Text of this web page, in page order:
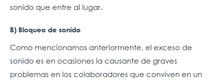
sonido que entre al lugar.
B) Bloqueo de sonido
Como mencionamos anteriormente, el exceso de
sonido es en ocasiones la causante de graves
problemas en los colaboradores que conviven en un